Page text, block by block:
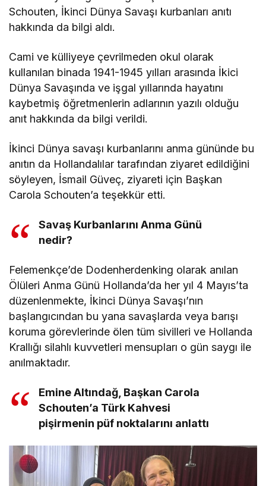
Schouten, İkinci Dünya Savaşı kurbanları anıtı
hakkında da bilgi aldı.
Cami ve külliyeye çevrilmeden okul olarak
kullanılan binada 1941-1945 yılları arasında İkici
Dünya Savaşında ve işgal yıllarında hayatını
kaybetmiş öğretmenlerin adlarının yazılı olduğu
anıt hakkında da bilgi verildi.
İkinci Dünya savaşı kurbanlarını anma gününde bu
anıtın da Hollandalılar tarafından ziyaret edildiğini
söyleyen, İsmail Güveç, ziyareti için Başkan
Carola Schouten’a teşekkür etti.
Savaş Kurbanlarını Anma Günü
nedir?
Felemenkçe’de Dodenherdenking olarak anılan
Ölüleri Anma Günü Hollanda’da her yıl 4 Mayıs’ta
düzenlenmekte, İkinci Dünya Savaşı’nın
başlangıcından bu yana savaşlarda veya barışı
koruma görevlerinde ölen tüm sivilleri ve Hollanda
Krallığı silahlı kuvvetleri mensupları o gün saygı ile
anılmaktadır.
Emine Altındağ, Başkan Carola
Schouten’a Türk Kahvesi
pişirmenin püf noktalarını anlattı